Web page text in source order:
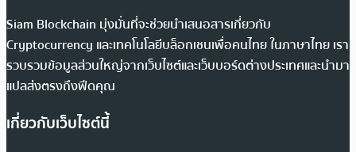
Siam Blockchain มุ่งมั่นที่จะช่วยนำเสนอสารเกี่ยวกับ
Cryptocurrency และเทคโนโลยีบล็อกเชนเพื่อคนไทย ในภาษาไทย เรา
รวบรวมข้อมูลส่วนใหญ่จากเว็บไซต์และเว็บบอร์ดต่างประเทศและนำมา
แปลส่งตรงถึงฟีดคุณ
เกี่ยวกับเว็บไซต์นี้